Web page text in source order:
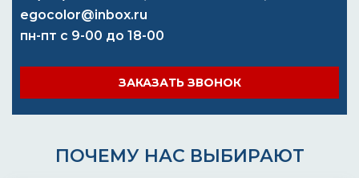
egocolor@inbox.ru
пн-пт с 9-00 до 18-00
ЗАКАЗАТЬ ЗВОНОК
ПОЧЕМУ НАС ВЫБИРАЮТ